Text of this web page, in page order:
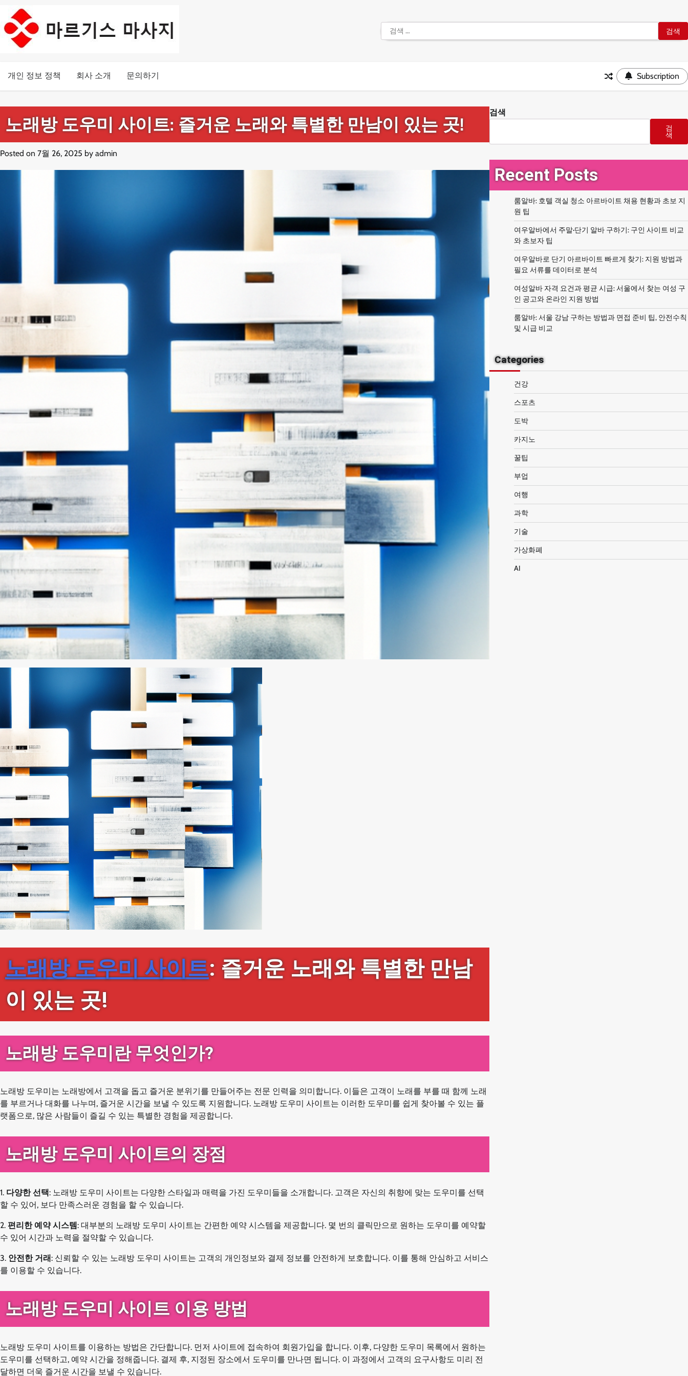
content
색:
개인 정보 정책 회사 소개 문의하기 Subscription
노래방 도우미 사이트: 즐거운 노래와 특별한 만남이 있는 곳!
Posted on 7월 26, 2025 by admin
노래방 도우미 사이트: 즐거운 노래와 특별한 만남
이 있는 곳!
노래방 도우미란 무엇인가?
노래방 도우미는 노래방에서 고객을 돕고 즐거운 분위기를 만들어주는 전문 인력을 의미합니다. 이들은 고객이 노래를 부를 때 함께 노래
를 부르거나 대화를 나누며, 즐거운 시간을 보낼 수 있도록 지원합니다. 노래방 도우미 사이트는 이러한 도우미를 쉽게 찾아볼 수 있는 플
랫폼으로, 많은 사람들이 즐길 수 있는 특별한 경험을 제공합니다.
노래방 도우미 사이트의 장점
1. 다양한 선택: 노래방 도우미 사이트는 다양한 스타일과 매력을 가진 도우미들을 소개합니다. 고객은 자신의 취향에 맞는 도우미를 선택
할 수 있어, 보다 만족스러운 경험을 할 수 있습니다.
2. 편리한 예약 시스템: 대부분의 노래방 도우미 사이트는 간편한 예약 시스템을 제공합니다. 몇 번의 클릭만으로 원하는 도우미를 예약할
수 있어 시간과 노력을 절약할 수 있습니다.
3. 안전한 거래: 신뢰할 수 있는 노래방 도우미 사이트는 고객의 개인정보와 결제 정보를 안전하게 보호합니다. 이를 통해 안심하고 서비스
를 이용할 수 있습니다.
노래방 도우미 사이트 이용 방법
노래방 도우미 사이트를 이용하는 방법은 간단합니다. 먼저 사이트에 접속하여 회원가입을 합니다. 이후, 다양한 도우미 목록에서 원하는
도우미를 선택하고, 예약 시간을 정해줍니다. 결제 후, 지정된 장소에서 도우미를 만나면 됩니다. 이 과정에서 고객의 요구사항도 미리 전
달하면 더욱 즐거운 시간을 보낼 수 있습니다.
검색
검
색
Recent Posts
룸알바: 호텔 객실 청소 아르바이트 채용 현황과 초보 지
원 팁
여우알바에서 주말·단기 알바 구하기: 구인 사이트 비교
와 초보자 팁
여우알바로 단기 아르바이트 빠르게 찾기: 지원 방법과
필요 서류를 데이터로 분석
여성알바 자격 요건과 평균 시급: 서울에서 찾는 여성 구
인 공고와 온라인 지원 방법
룸알바: 서울 강남 구하는 방법과 면접 준비 팁, 안전수칙
및 시급 비교
Categories
건강
스포츠
도박
카지노
꿀팁
부업
여행
과학
기술
가상화폐
AI